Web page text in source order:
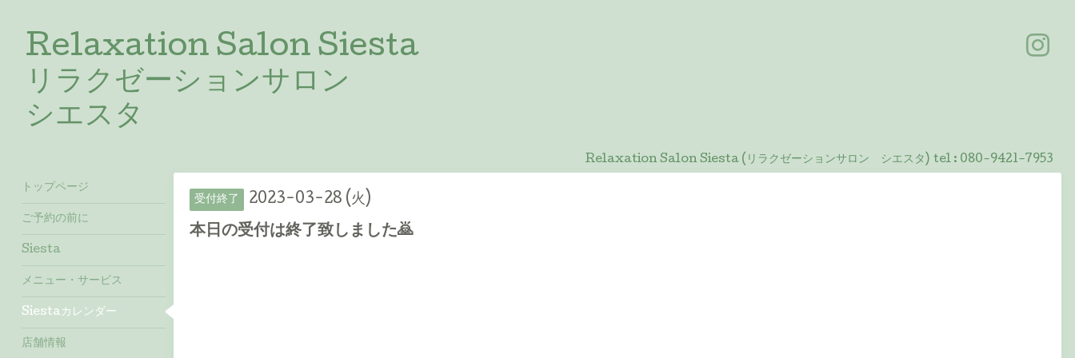
Relaxation Salon Siesta
リラクゼーションサロン
シエスタ
Relaxation Salon Siesta (リラクゼーションサロン シエスタ) tel : 080-9421-7953
受付終了 2023-03-28 (火)
本日の受付は終了致しました🙇
トップページ
ご予約の前に
Siesta
メニュー・サービス
Siestaカレンダー
店舗情報